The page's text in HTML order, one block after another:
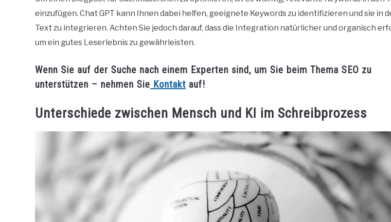
einzufügen. Chat GPT kann Ihnen dabei helfen, geeignete Keywords zu identifizieren und sie in
Text zu integrieren. Achten Sie jedoch darauf, dass die Integration natürlicher und organisch
um ein gutes Leserlebnis zu gewährleisten.
Wenn Sie auf der Suche nach einem Experten sind, um Sie beim Thema SEO zu
unterstützen – nehmen Sie Kontakt auf!
Unterschiede zwischen Mensch und KI im Schreibprozess